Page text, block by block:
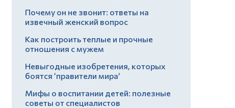
Почему он не звонит: ответы на
извечный женский вопрос
Как построить теплые и прочные
отношения с мужем
Невыгодные изобретения, которых
боятся ’правители мира’
Мифы о воспитании детей: полезные
советы от специалистов